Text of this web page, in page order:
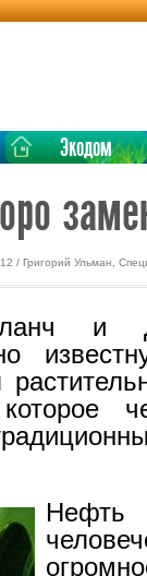
Экодом
/ Григорий Ульман,
и